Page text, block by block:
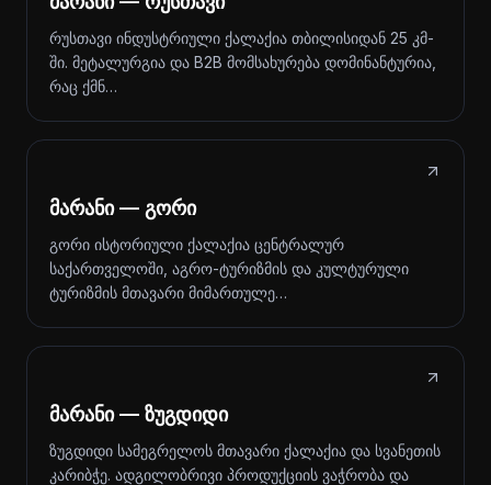
რუსთავი ინდუსტრიული ქალაქია თბილისიდან 25 კმ-
ში. მეტალურგია და B2B მომსახურება დომინანტურია,
რაც ქმნ…
მარანი — გორი
გორი ისტორიული ქალაქია ცენტრალურ
საქართველოში, აგრო-ტურიზმის და კულტურული
ტურიზმის მთავარი მიმართულე…
მარანი — ზუგდიდი
ზუგდიდი სამეგრელოს მთავარი ქალაქია და სვანეთის
კარიბჭე. ადგილობრივი პროდუქციის ვაჭრობა და